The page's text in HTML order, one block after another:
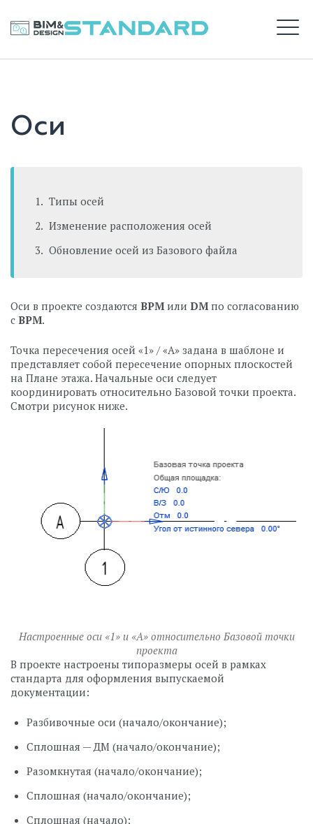
содержимому
BIM STANDARD
САЙТ DS
Оси
Типы осей
Изменение расположения осей
Обновление осей из Базового файла
Оси в проекте создаются BPM или DM по согласованию
с BPM.
Точка пересечения осей «1» / «А» задана в шаблоне и
представляет собой пересечение опорных плоскостей
на Плане этажа. Начальные оси следует
координировать относительно Базовой точки проекта.
Смотри рисунок ниже.
Настроенные оси «1» и «А» относительно Базовой точки
проекта
В проекте настроены типоразмеры осей в рамках
стандарта для оформления выпускаемой
документации:
Разбивочные оси (начало/окончание);
Сплошная — ДМ (начало/окончание);
Разомкнутая (начало/окончание);
Сплошная (начало/окончание);
Сплошная (начало);